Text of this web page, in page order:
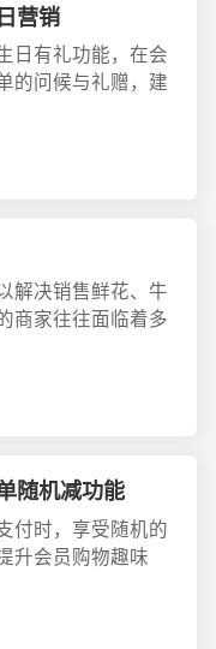
营销
日有礼功能，在会
的问候与礼赠，建
解决销售鲜花、牛
商家往往面临着多
随机减功能
付时，享受随机的
升会员购物趣味